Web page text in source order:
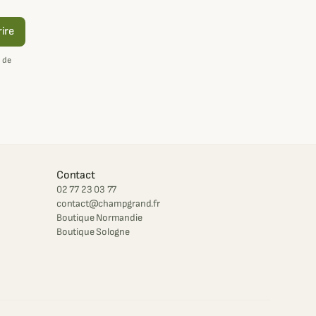
de
Contact
02 77 23 03 77
contact@champgrand.fr
Boutique Normandie
Boutique Sologne